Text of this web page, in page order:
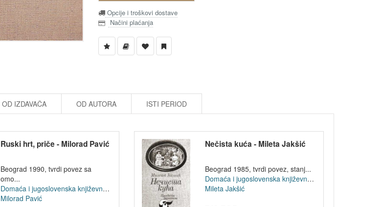
Opcije i troškovi dostave
Načini plaćanja
OD IZDAVAČA OD AUTORA ISTI PERIOD
Ruski hrt, priče - Milorad Pavić
Beograd 1990, tvrdi povez sa
omo...
Domaća i jugoslovenska književnost
Milorad Pavić
Nečista kuća - Mileta Jakšić
Beograd 1985, tvrdi povez, stanj...
Domaća i jugoslovenska književnost
Mileta Jakšić